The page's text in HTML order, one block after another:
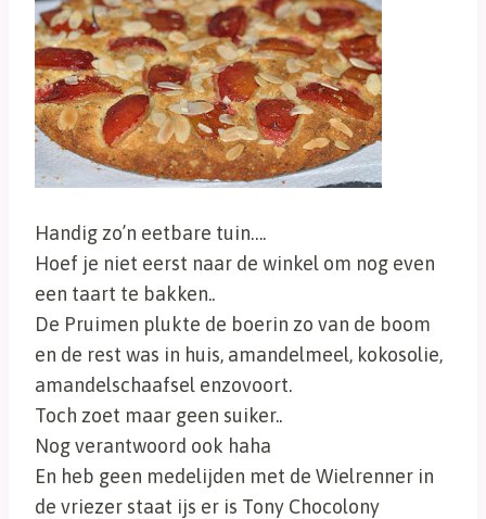
Handig zo’n eetbare tuin….
Hoef je niet eerst naar de winkel om nog even
een taart te bakken..
De Pruimen plukte de boerin zo van de boom
en de rest was in huis, amandelmeel, kokosolie,
amandelschaafsel enzovoort.
Toch zoet maar geen suiker..
Nog verantwoord ook haha
En heb geen medelijden met de Wielrenner in
de vriezer staat ijs er is Tony Chocolony